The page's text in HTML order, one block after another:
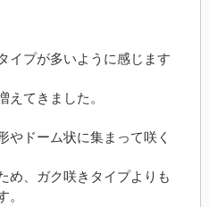
イプが多いように感じます
えてきました。
やドーム状に集まって咲く
め、ガク咲きタイプよりも
。